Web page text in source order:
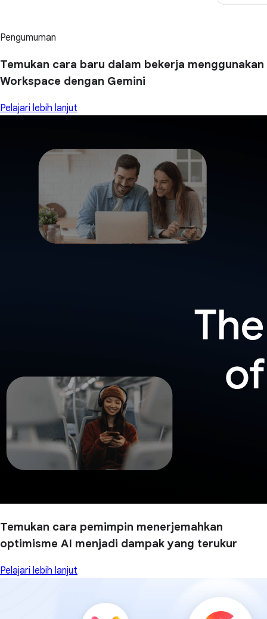
Pengumuman
Temukan cara baru dalam bekerja menggunakan
Workspace dengan Gemini
Pelajari lebih lanjut
Temukan cara pemimpin menerjemahkan
optimisme AI menjadi dampak yang terukur
Pelajari lebih lanjut